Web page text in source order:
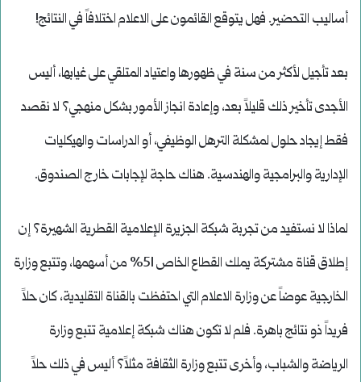
أساليب التحضير. فهل يتوقع القائمون على الاعلام اختلافاً في النتائج!
بعد تأجيل لأكثر من سنة في ظهورها واعتياد المتلقي على غيابها، أليس
الأجدى تأخير ذلك قليلاً بعد، وإعادة انجاز الأمور بشكل منهجي؟ لا نقصد
فقط إيجاد حلول لمشكلة الترهل الوظيفي، أو الدراسات والهيكليات
الإدارية والبرامجية والهندسية. هناك حاجة لإجابات خارج الصندوق.
لماذا لا نستفيد من تجربة شبكة الجزيرة الإعلامية القطرية الشهيرة؟ إن
إطلاق قناة مشتركة يملك القطاع الخاص 51% من أسهمها، وتتبع وزارة
الخارجية عوضاً عن وزارة الاعلام التي احتفظت بالقناة التقليدية، كان حلاً
فريداً ذو نتائج باهرة. فلم لا تكون هناك شبكة إعلامية تتبع وزارة
الرياضة والشباب، وأخرى تتبع وزارة الثقافة مثلاً؟ أليس في ذلك حلاً